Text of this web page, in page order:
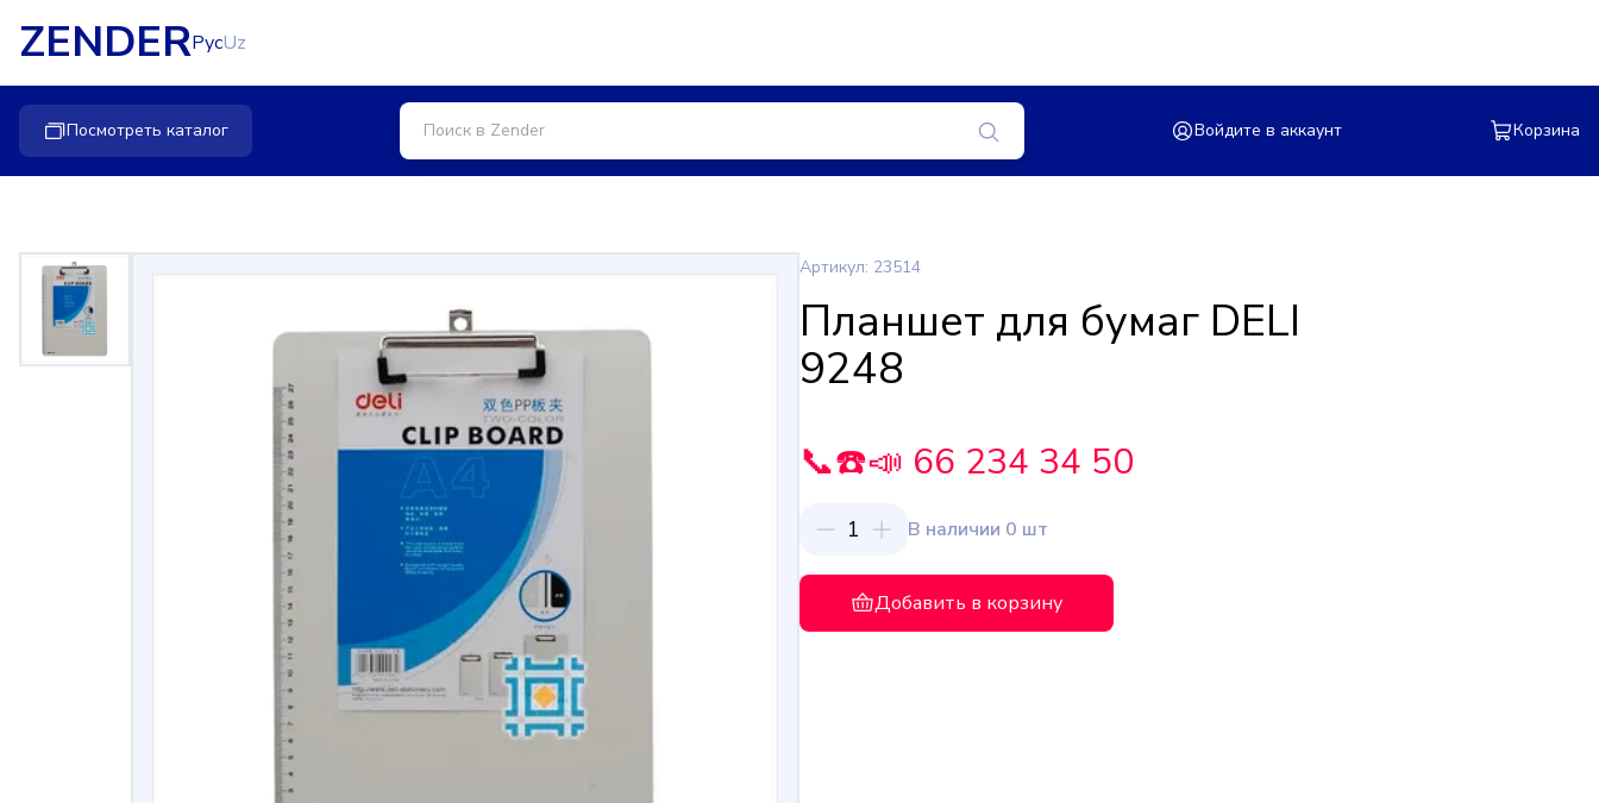
ZENDERРусUz
Посмотреть каталог Войдите в аккаунт Корзина
Артикул: 23514
Планшет для бумаг DELI
9248
📞☎️📣 66 234 34 50
1 В наличии 0 шт
Добавить в корзину